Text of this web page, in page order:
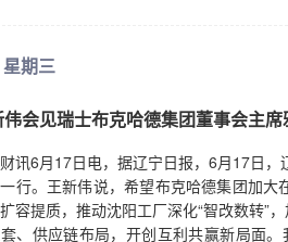
期三
会见瑞士布克哈德集团董事会主席
讯6月17日电，据辽宁日报，6月17日
行。王新伟说，希望布克哈德集团加
容提质，推动沈阳工厂深化“智改数转”
、供应链布局，开创互利共赢新局面